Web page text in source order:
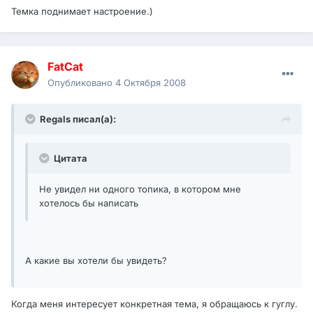
Темка поднимает настроение.)
FatCat
Опубликовано 4 Октября 2008
Regals писал(а):
Цитата
Не увидел ни одного топика, в котором мне
хотелось бы написать
А какие вы хотели бы увидеть?
Когда меня интересует конкретная тема, я обращаюсь к гуглу.